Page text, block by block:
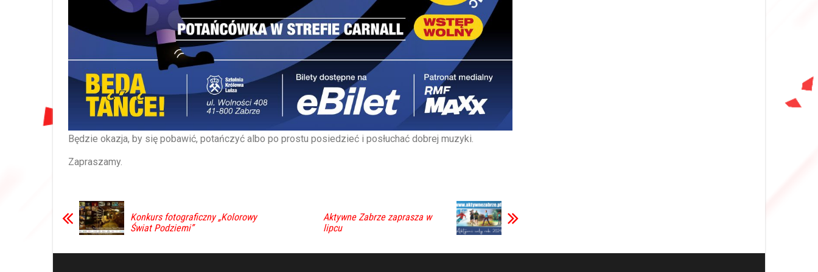
Będzie okazja, by się pobawić, potańczyć albo po prostu posiedzieć i posłuchać dobrej muzyki.
Zapraszamy.
Konkurs fotograficzny „Kolorowy
Świat Podziemi”
Aktywne Zabrze zaprasza w
lipcu